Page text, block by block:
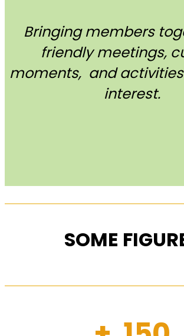
Bringing members
friendly meetings,
moments, and
interest.
SOME